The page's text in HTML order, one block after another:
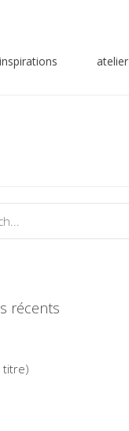
inspirations atelier
récents
titre)